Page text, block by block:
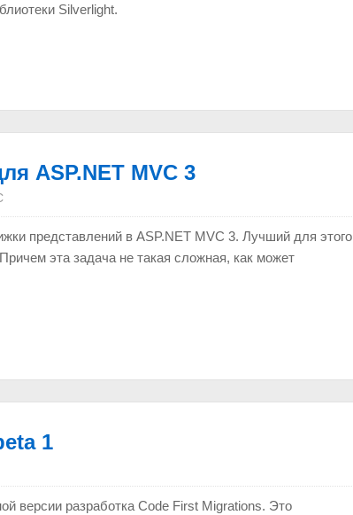
Silverlight.
ASP.NET MVC 3
представлений в ASP.NET MVC 3. Лучший для этого
эта задача не такая сложная, как может
1
версии разработка Code First Migrations. Это